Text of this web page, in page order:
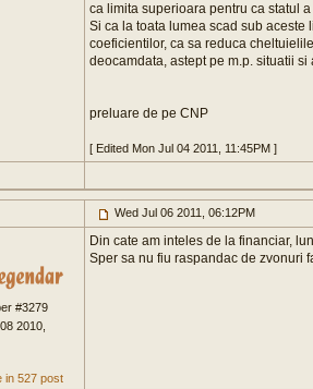
ca limita superioara pentru ca statul
Si ca la toata lumea scad sub
coeficientilor, ca sa reduca
deocamdata, astept pe m.p. situatii
preluare de pe CNP
[ Edited Mon Jul 04 2011, 11:45PM ]
Wed Jul 06 2011, 06:12PM
#3279
2010,
in 527 post
Din cate am inteles de la financiar,
Sper sa nu fiu raspandac de zvonuri